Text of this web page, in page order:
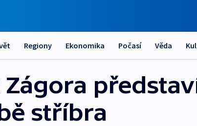
Regiony Ekonomika Počasí Věda
stříbra